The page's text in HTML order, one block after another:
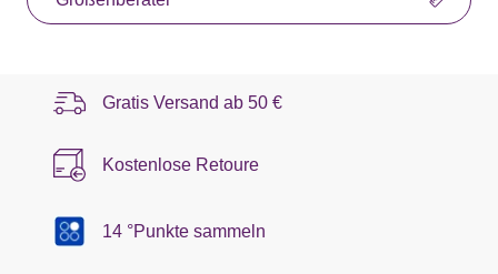
Gratis Versand ab 50 €
Kostenlose Retoure
14 °Punkte sammeln